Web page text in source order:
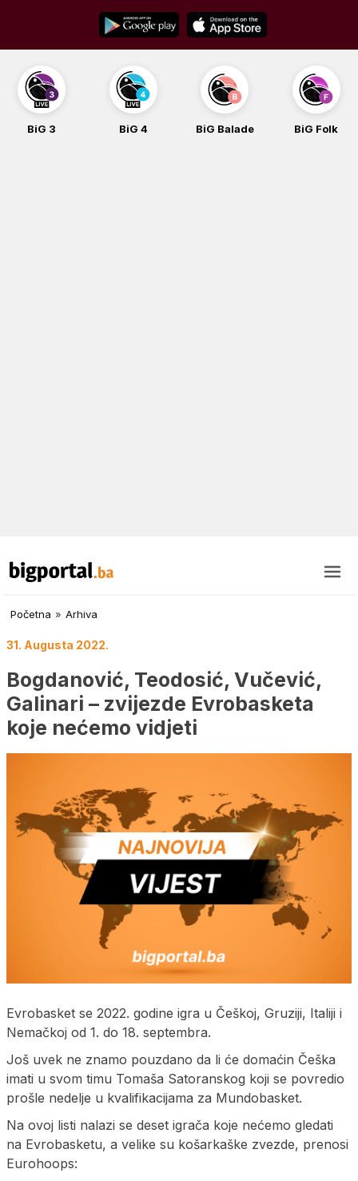
content
BiG 3 BiG 4 BiG Balade BiG Folk
Početna » Arhiva
31. Augusta 2022.
Bogdanović, Teodosić, Vučević,
Galinari – zvijezde Evrobasketa
koje nećemo vidjeti
Evrobasket se 2022. godine igra u Češkoj, Gruziji, Italiji i
Nemačkoj od 1. do 18. septembra.
Još uvek ne znamo pouzdano da li će domaćin Češka
imati u svom timu Tomaša Satoranskog koji se povredio
prošle nedelje u kvalifikacijama za Mundobasket.
Na ovoj listi nalazi se deset igrača koje nećemo gledati
na Evrobasketu, a velike su košarkaške zvezde, prenosi
Eurohoops: